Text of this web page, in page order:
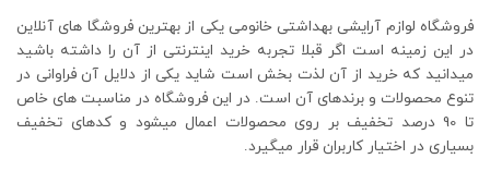
فروشگاه لوازم آرایشی بهداشتی خانومی یکی از بهترین فروشگا های آنلاین
در این زمینه است اگر قبلا تجربه خرید اینترنتی از آن را داشته باشید
میدانید که خرید از آن لذت بخش است شاید یکی از دلایل آن فراوانی در
تنوع محصولات و برندهای آن است. در این فروشگاه در مناسبت های خاص
تا 90 درصد تخفیف بر روی محصولات اعمال میشود و کدهای تخفیف
بسیاری در اختیار کاربران قرار میگیرد.